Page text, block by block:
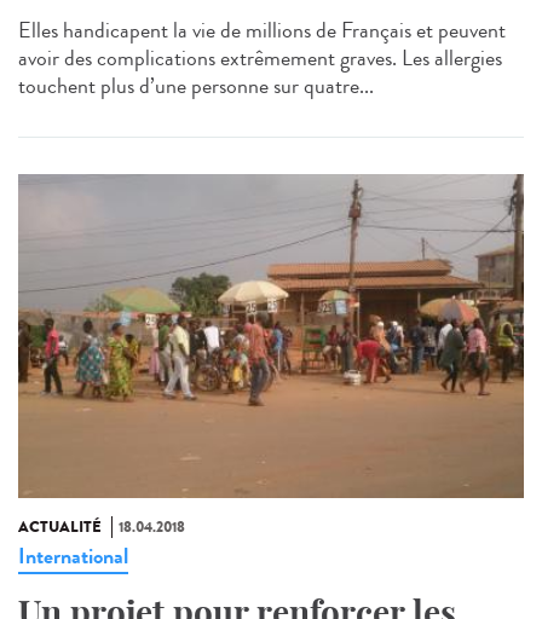
Elles handicapent la vie de millions de Français et peuvent
avoir des complications extrêmement graves. Les allergies
touchent plus d’une personne sur quatre...
ACTUALITÉ 18.04.2018
International